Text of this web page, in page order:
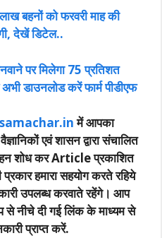
बहनों को फरवरी माह की
देखें डिटेल..
पर मिलेगा 75 प्रतिशत
डाउनलोड करें फार्म पीडीएफ
में आपका
एवं शासन द्वारा संचालित
शोध कर Article प्रकाशित
हमारा सहयोग करते रहिये
उपलब्ध करवाते रहेंगे। आप
से नीचे दी गई लिंक के माध्यम से
प्राप्त करें.